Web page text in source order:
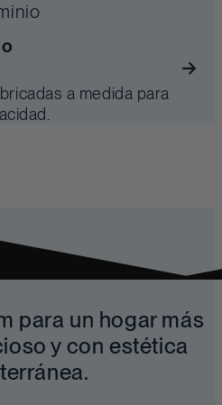
a medida para
para un hogar más
y con estética